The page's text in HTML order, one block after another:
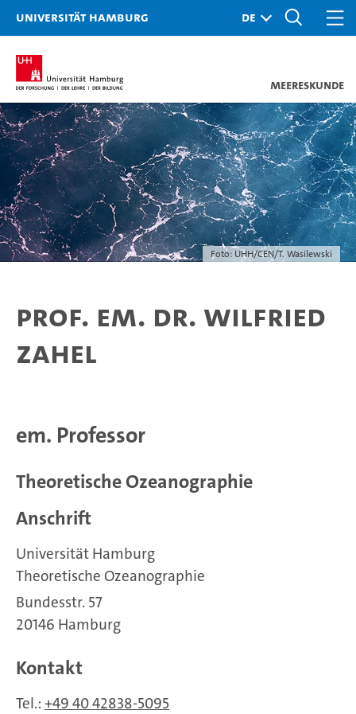
Universität Hamburg
Meereskunde
Foto: UHH/CEN/T. Wasilewski
Prof. em. Dr. Wilfried
Zahel
em. Professor
Theoretische Ozeanographie
Anschrift
Universität Hamburg
Theoretische Ozeanographie
Bundesstr. 57
20146 Hamburg
Kontakt
Tel.: +49 40 42838-5095